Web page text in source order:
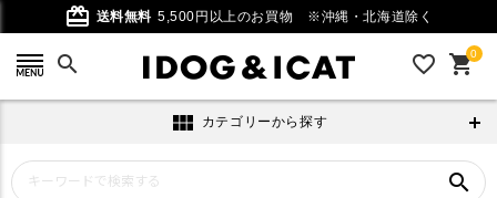
card_giftcard 送料無料 5,500円以上のお買物 ※沖縄・北海道除く
search favorite_outline 0
shopping_cart
view_module カテゴリーから探す
search